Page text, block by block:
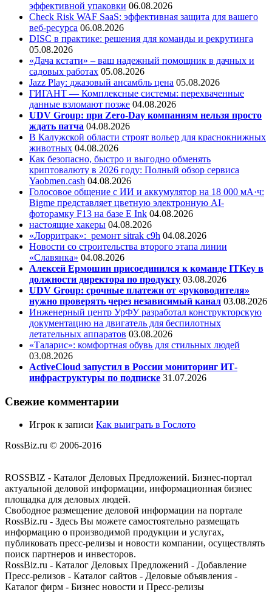
эффективной упаковки 06.08.2026
Check Risk WAF SaaS: эффективная защита для вашего
веб-ресурса 06.08.2026
DISC в практике: решения для команды и рекрутинга
05.08.2026
«Дача кстати» – ваш надежный помощник в дачных и
садовых работах 05.08.2026
Jazz Play: джазовый ансамбль цена 05.08.2026
ГИГАНТ — Комплексные системы: перехваченные
данные взломают позже 04.08.2026
UDV Group: при Zero-Day компаниям нельзя просто
ждать патча 04.08.2026
В Калужской области строят вольер для краснокнижных
животных 04.08.2026
Как безопасно, быстро и выгодно обменять
криптовалюту в 2026 году: Полный обзор сервиса
Yaobmen.cash 04.08.2026
Голосовое общение с ИИ и аккумулятор на 18 000 мА·ч:
Bigme представляет цветную электронную AI-
фоторамку F13 на базе E Ink 04.08.2026
настоящие хакеры 04.08.2026
«Лорритрак»: ремонт sitrak c9h 04.08.2026
Новости со строительства второго этапа линии
«Славянка» 04.08.2026
Алексей Ермошин присоединился к команде ITKey в
должности директора по продукту 03.08.2026
UDV Group: срочные платежи от «руководителя»
нужно проверять через независимый канал 03.08.2026
Инженерный центр УрФУ разработал конструкторскую
документацию на двигатель для беспилотных
летательных аппаратов 03.08.2026
«Таларис»: комфортная обувь для стильных людей
03.08.2026
ActiveCloud запустил в России мониторинг ИТ-
инфраструктуры по подписке 31.07.2026
Свежие комментарии
Игрок к записи Как выиграть в Гослото
RossBiz.ru © 2006-2016
ROSSBIZ - Каталог Деловых Предложений. Бизнес-портал
актуальной деловой информации, информационная бизнес
площадка для деловых людей.
Свободное размещение деловой информации на портале
RossBiz.ru - Здесь Вы можете самостоятельно размещать
информацию о производимой продукции и услугах,
публиковать пресс-релизы и новости компании, осуществлять
поиск партнеров и инвесторов.
RossBiz.ru - Каталог Деловых Предложений - Добавление
Пресс-релизов - Каталог сайтов - Деловые объявления -
Каталог фирм - Бизнес новости и Пресс-релизы